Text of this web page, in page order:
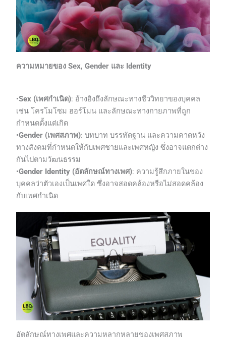
ความหมายของ Sex, Gender และ Identity
•Sex (เพศกำเนิด): อ้างอิงถึงลักษณะทางชีววิทยาของบุคคล
เช่น โครโมโซม ฮอร์โมน และลักษณะทางกายภาพที่ถูก
กำหนดตั้งแต่เกิด
•Gender (เพศสภาพ): บทบาท บรรทัดฐาน และความคาดหวัง
ทางสังคมที่กำหนดให้กับเพศชายและเพศหญิง ซึ่งอาจแตกต่าง
กันไปตามวัฒนธรรม
•Gender Identity (อัตลักษณ์ทางเพศ): ความรู้สึกภายในของ
บุคคลว่าตัวเองเป็นเพศใด ซึ่งอาจสอดคล้องหรือไม่สอดคล้อง
กับเพศกำเนิด
อัตลักษณ์ทางเพศและความหลากหลายของเพศสภาพ